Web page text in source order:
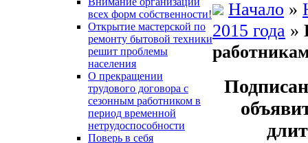
всех форм собственности!
Открытие мастерской по
ремонту бытовой техники
решит проблемы
населения
О прекращении
трудового договора с
сезонным работником в
период временной
нетрудоспособности
Поверь в себя
Начало »
2015 года »